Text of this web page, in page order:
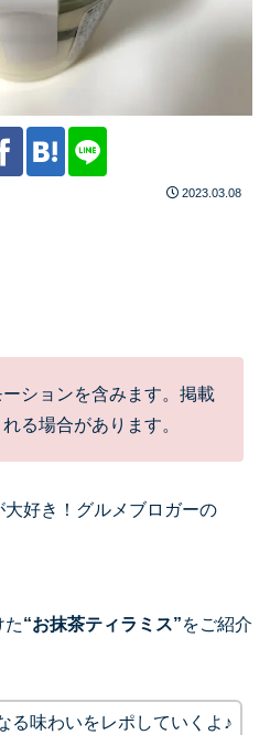
2023.03.08
ションを含みます。掲載
る場合があります。
大好き！グルメブロガーの
た“お抹茶ティラミス”をご紹介
る味わいをレポしていくよ♪